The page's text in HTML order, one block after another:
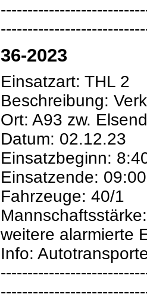
36-2023
Einsatzart: THL 2
Beschreibung:
Ort: A93 zw.
Datum: 02.12.23
Einsatzbeginn:
Einsatzende: 09:00
Fahrzeuge: 40/1
weitere alarmierte
Info: